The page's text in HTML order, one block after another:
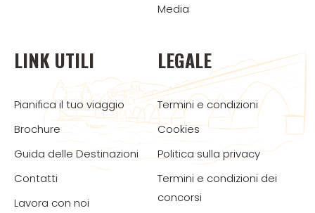
Media
LINK UTILI
Pianifica il tuo viaggio
Brochure
Guida delle Destinazioni
Contatti
Lavora con noi
LEGALE
Termini e condizioni
Cookies
Politica sulla privacy
Termini e condizioni dei
concorsi